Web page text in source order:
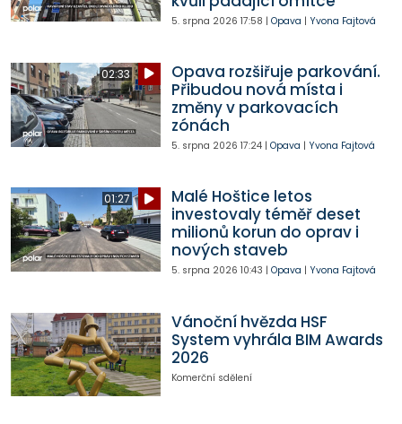
5. srpna 2026 17:58 | Opava | Yvona Fajtová
02:33
Opava rozšiřuje parkování.
Přibudou nová místa i
změny v parkovacích
zónách
5. srpna 2026 17:24| Opava | Yvona Fajtová
01:27
Malé Hoštice letos
investovaly téměř deset
milionů korun do oprav i
nových staveb
5. srpna 2026 10:43 | Opava | Yvona Fajtová
Vánoční hvězda HSF
System vyhrála BIM Awards
2026
Komerční sdělení